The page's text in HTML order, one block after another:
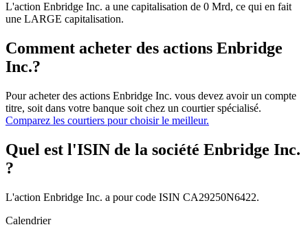
L'action Enbridge Inc. a une capitalisation de 0 Mrd, ce qui en fait
une LARGE capitalisation.
Comment acheter des actions Enbridge
Inc.?
Pour acheter des actions Enbridge Inc. vous devez avoir un compte
titre, soit dans votre banque soit chez un courtier spécialisé.
Comparez les courtiers pour choisir le meilleur.
Quel est l'ISIN de la société Enbridge Inc.
?
L'action Enbridge Inc. a pour code ISIN CA29250N6422.
Calendrier